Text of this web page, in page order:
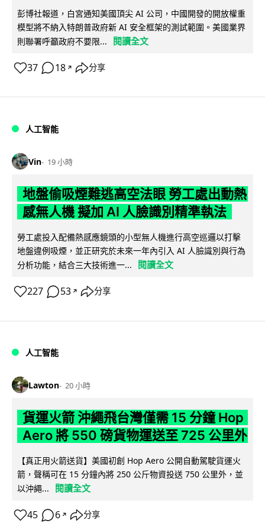
彭博社報道，白宮通知美國頂尖 AI 公司，中國開發的開放權重
模型將不納入特朗普政府新 AI 安全框架的測試範圍。美國業界
則聯署呼籲政府不要限...
閱讀全文
37 18 ↗ 分享
人工智能
Vin 19 小時
地盤偷吸煙難逃高空法眼 勞工處出動熱
感無人機 擬加 AI 人臉識別精準執法
勞工處投入配備熱感應鏡頭的小型無人機進行高空巡邏以打擊
地盤違例吸煙，並正研究於未來一年內引入 AI 人臉識別與行為
分析功能，結合三大技術進一...
閱讀全文
227 53 ↗ 分享
人工智能
Lawton 20 小時
貨運火箭 沖繩飛台灣僅需 15 分鐘 Hop
Aero 將 550 磅貨物運送至 725 公里外
【真正用火箭送貨】美國初創 Hop Aero 公開自動駕駛貨運火
箭，聲稱可在 15 分鐘內將 250 公斤物資投送 750 公里外，並
以沖繩...
閱讀全文
45 6 ↗ 分享